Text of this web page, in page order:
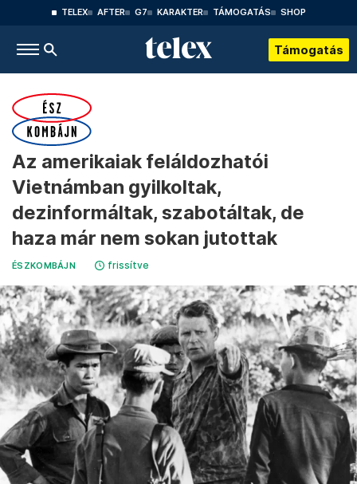
TELEX AFTER G7 KARAKTER TÁMOGATÁS SHOP
Támogatás
Az amerikaiak feláldozhatói
Vietnámban gyilkoltak,
dezinformáltak, szabotáltak, de
haza már nem sokan jutottak
ÉSZKOMBÁJN frissítve